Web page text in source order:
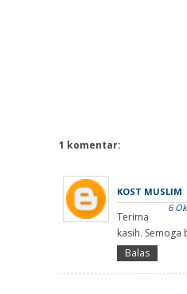
1 komentar:
KOST MUSLIM
6
Terima
kasih. Semoga
Balas